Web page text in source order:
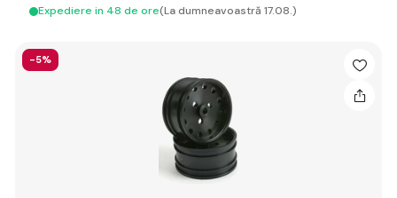
Expediere in 48 de ore(La dumneavoastră 17.08.)
-5%